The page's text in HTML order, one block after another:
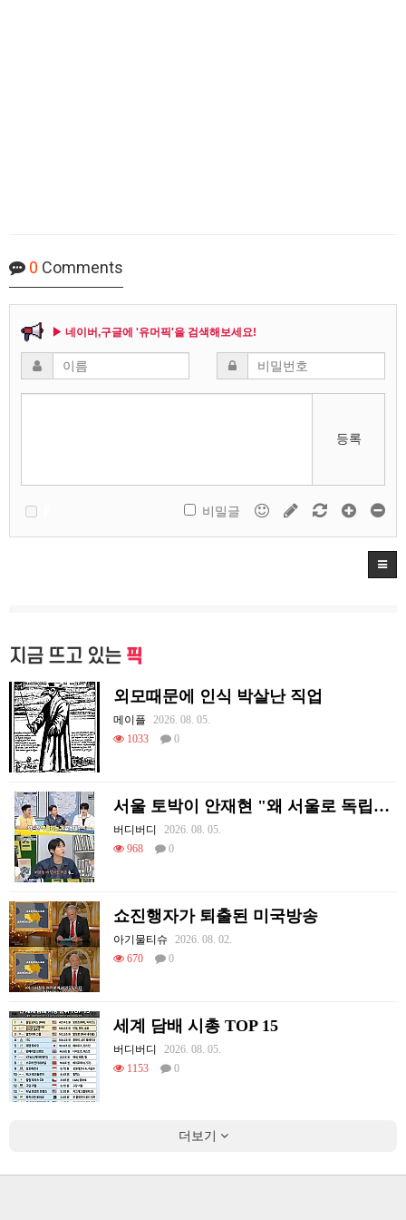
0 Comments
▶ 네이버,구글에 '유머픽'을 검색해보세요!
등록
비밀글
지금 뜨고 있는 픽
외모때문에 인식 박살난 직업
메이플
2026. 08. 05.
1033
0
서울 토박이 안재현 "왜 서울로 독립해?"
버디버디
2026. 08. 05.
968
0
쇼진행자가 퇴출된 미국방송
아기물티슈
2026. 08. 02.
670
0
세계 담배 시총 TOP 15
버디버디
2026. 08. 05.
1153
0
더보기